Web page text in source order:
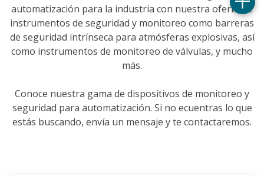
automatización para la industria con nuestra oferta de
instrumentos de seguridad y monitoreo como barreras
de seguridad intrínseca para atmósferas explosivas, así
como instrumentos de monitoreo de válvulas, y mucho
más.
Conoce nuestra gama de dispositivos de monitoreo y
seguridad para automatización. Si no ecuentras lo que
estás buscando, envía un mensaje y te contactaremos.